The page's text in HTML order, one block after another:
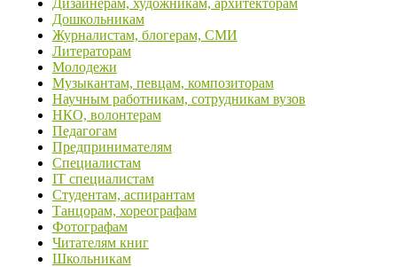
Дошкольникам
Журналистам, блогерам, СМИ
Литераторам
Молодежи
Музыкантам, певцам, композиторам
Научным работникам, сотрудникам вузов
НКО, волонтерам
Педагогам
Предпринимателям
Специалистам
IT специалистам
Студентам, аспирантам
Танцорам, хореографам
Фотографам
Читателям книг
Школьникам